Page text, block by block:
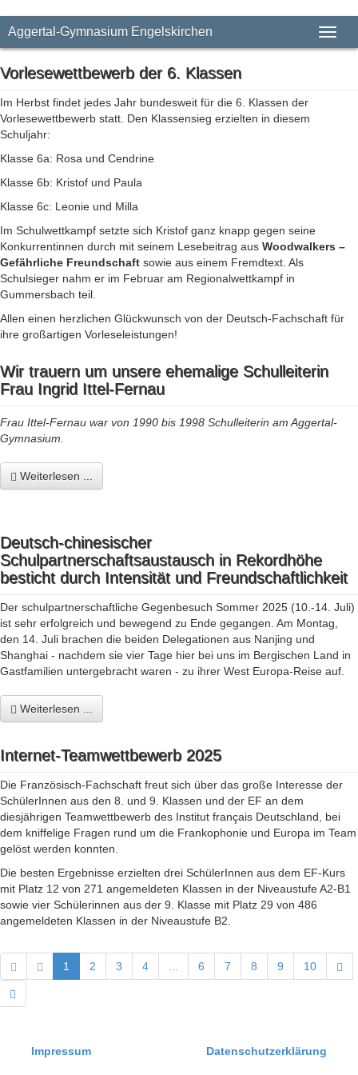
Aggertal-Gymnasium Engelskirchen
Vorlesewettbewerb der 6. Klassen
Im Herbst findet jedes Jahr bundesweit für die 6. Klassen der
Vorlesewettbewerb statt. Den Klassensieg erzielten in diesem
Schuljahr:
Klasse 6a: Rosa und Cendrine
Klasse 6b: Kristof und Paula
Klasse 6c: Leonie und Milla
Im Schulwettkampf setzte sich Kristof ganz knapp gegen seine
Konkurrentinnen durch mit seinem Lesebeitrag aus Woodwalkers –
Gefährliche Freundschaft sowie aus einem Fremdtext. Als
Schulsieger nahm er im Februar am Regionalwettkampf in
Gummersbach teil.
Allen einen herzlichen Glückwunsch von der Deutsch-Fachschaft für
ihre großartigen Vorleseleistungen!
Wir trauern um unsere ehemalige Schulleiterin
Frau Ingrid Ittel-Fernau
Frau Ittel-Fernau war von 1990 bis 1998 Schulleiterin am Aggertal-
Gymnasium.
Weiterlesen ...
Deutsch-chinesischer
Schulpartnerschaftsaustausch in Rekordhöhe
besticht durch Intensität und Freundschaftlichkeit
Der schulpartnerschaftliche Gegenbesuch Sommer 2025 (10.-14. Juli)
ist sehr erfolgreich und bewegend zu Ende gegangen. Am Montag,
den 14. Juli brachen die beiden Delegationen aus Nanjing und
Shanghai - nachdem sie vier Tage hier bei uns im Bergischen Land in
Gastfamilien untergebracht waren - zu ihrer West Europa-Reise auf.
Weiterlesen ...
Internet-Teamwettbewerb 2025
Die Französisch-Fachschaft freut sich über das große Interesse der
SchülerInnen aus den 8. und 9. Klassen und der EF an dem
diesjährigen Teamwettbewerb des Institut français Deutschland, bei
dem kniffelige Fragen rund um die Frankophonie und Europa im Team
gelöst werden konnten.
Die besten Ergebnisse erzielten drei SchülerInnen aus dem EF-Kurs
mit Platz 12 von 271 angemeldeten Klassen in der Niveaustufe A2-B1
sowie vier Schülerinnen aus der 9. Klasse mit Platz 29 von 486
angemeldeten Klassen in der Niveaustufe B2.
1 2 3 4 6 7 8 9 10
Impressum Datenschutzerklärung